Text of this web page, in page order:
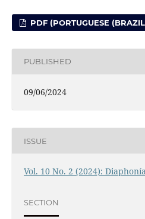
PDF (PORTUGUESE
PUBLISHED
09/06/2024
ISSUE
Vol. 10 No. 2 (2024):
SECTION